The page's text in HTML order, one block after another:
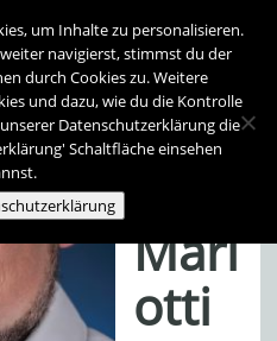
Andr
Mari
otti
um Inhalte zu personalisieren.
navigierst, stimmst du der
durch Cookies zu. Weitere
und dazu, wie du die Kontrolle
Datenschutzerklärung die
Schaltfläche einsehen